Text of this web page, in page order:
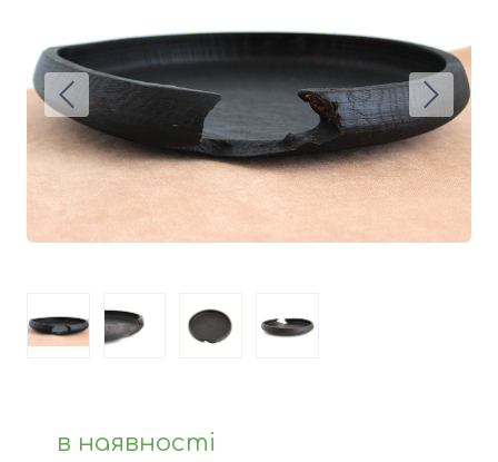
Фігури й статуетки
Догляд за виробами
Доставка та оплата
Контакти
в наявності